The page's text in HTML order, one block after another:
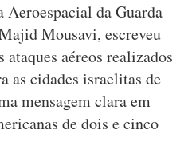
Aeroespacial da Guarda
Mousavi, escreveu
ataques aéreos realizados
as cidades israelitas de
mensagem clara em
de dois e cinco